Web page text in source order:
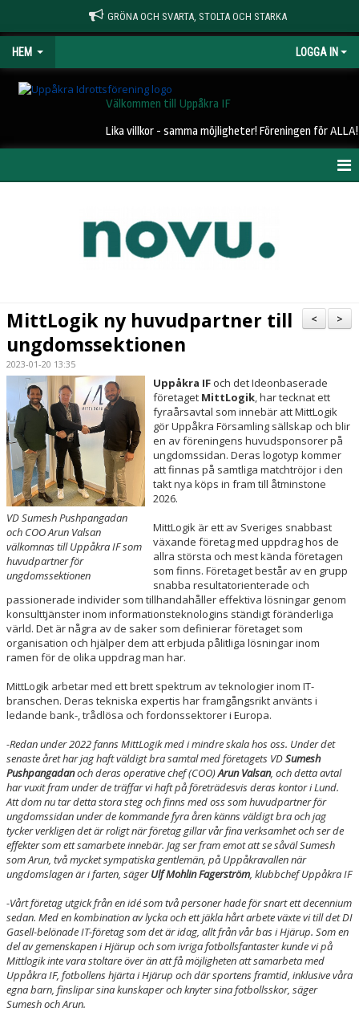
GRÖNA OCH SVARTA, STOLTA OCH STARKA
HEM LOGGA IN
Välkommen till Uppåkra IF
Lika villkor - samma möjligheter! Föreningen för ALLA!
STYRELSE
LEDARE
KALENDER
MATCHER
DOKUMENT
KLUBBSHOP
ARR-/ EVENEMANG
VÄRDEGRUND / ALDRIG ENSAM
SPELARTRUPPEN
PARTNERS
>
<
MittLogik ny huvudpartner till
ungdomssektionen
2023-01-20 13:35
VD Sumesh Pushpangadan
och COO Arun Valsan
välkomnas till Uppåkra IF som
huvudpartner för
ungdomssektionen
Uppåkra IF och det Ideonbaserade
företaget MittLogik, har tecknat ett
fyraårsavtal som innebär att MittLogik
gör Uppåkra Församling sällskap och blir
en av föreningens huvudsponsorer på
ungdomssidan. Deras logotyp kommer
att finnas på samtliga matchtröjor i den
takt nya köps in fram till åtminstone
2026.
MittLogik är ett av Sveriges snabbast
växande företag med uppdrag hos de
allra största och mest kända företagen
som finns. Företaget består av en grupp
snabba resultatorienterade och
passionerade individer som tillhandahåller effektiva lösningar genom
konsulttjänster inom informationsteknologins ständigt föränderliga
värld. Det är några av de saker som definierar företaget som
organisation och hjälper dem att erbjuda pålitliga lösningar inom
ramen för de olika uppdrag man har.
MittLogik arbetar med ett brett spektrum av teknologier inom IT-
branschen. Deras tekniska expertis har framgångsrikt använts i
ledande bank-, trådlösa och fordonssektorer i Europa.
-Redan under 2022 fanns MittLogik med i mindre skala hos oss. Under det
senaste året har jag haft väldigt bra samtal med företagets VDSumesh
Pushpangadanoch deras operative chef (COO)Arun Valsan, och detta avtal
har vuxit fram under de träffar vi haft på företrädesvis deras kontor i Lund.
Att dom nu tar detta stora steg och finns med oss som huvudpartner för
ungdomssidan under de kommande fyra åren känns väldigt bra och jag
tycker verkligen det är roligt när företag gillar vår fina verksamhet och ser de
effekter som ett samarbete innebär. Jag ser fram emot att se såväl Sumesh
som Arun, två mycket sympatiska gentlemän, på Uppåkravallen när
ungdomslagen är i farten, sägerUlf Mohlin Fagerström, klubbchef Uppåkra IF
-Vårt företag utgick från en idé som två personer hade för snart ett decennium
sedan. Med en kombination av lycka och ett jäkla hårt arbete växte vi till det DI
Gasell-belönade IT-företag som det är idag, allt från vår bas i Hjärup. Som en
del av gemenskapen i Hjärup och som ivriga fotbollsfantaster kunde vi på
Mittlogik inte vara stoltare över än att få möjligheten att samarbeta med
Uppåkra IF, fotbollens hjärta i Hjärup och där sportens framtid, inklusive våra
egna barn, finslipar sina kunskaper och knyter sina fotbollsskor, säger
Sumesh och Arun.